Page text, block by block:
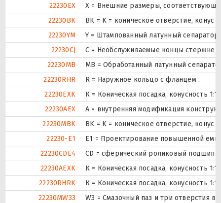
22230EX
X = Внешние размеры,
22230BK
BK = K = коническое отверстие,
22230YM
Y = Штампованный латунный
22230CJ
С = Необслуживаемые концы стержней,
22230MB
MB = Обработанный латунный
22230RHR
R = Наружное кольцо с фланцем .
22230EXK
К = Коническая посадка, конусность
22230AEX
A = внутренняя модификация
22230MBK
BK = K = коническое отверстие,
22230-E1
E1 = Проектирование повышенной
22230CDE4
CD = сферический роликовый
22230AEXK
К = Коническая посадка, конусность
22230RHRK
К = Коническая посадка, конусность
22230MW33
W3 = Смазочный паз и три отверстия